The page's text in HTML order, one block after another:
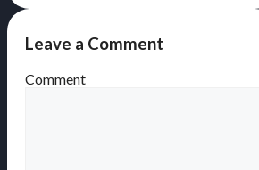
Leave a Comment
Comment